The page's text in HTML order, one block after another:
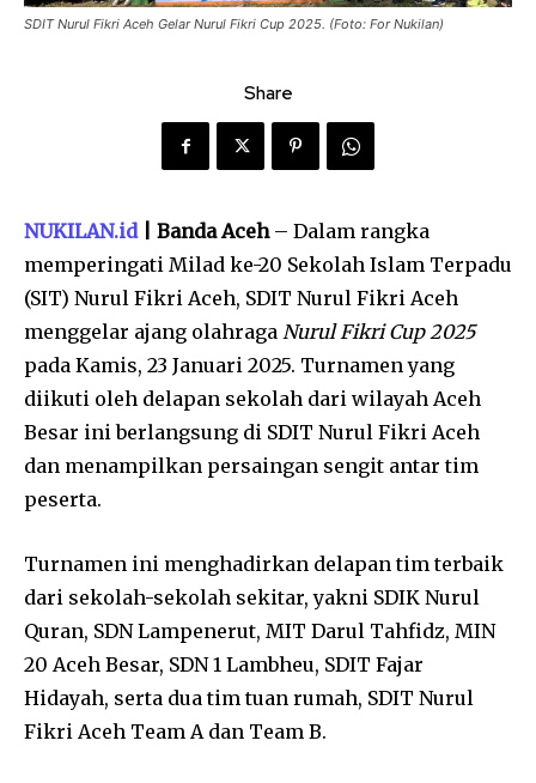
SDIT Nurul Fikri Aceh Gelar Nurul Fikri Cup 2025. (Foto: For Nukilan)
Share
NUKILAN.id| Banda Aceh – Dalam rangka
memperingati Milad ke-20 Sekolah Islam Terpadu
(SIT) Nurul Fikri Aceh, SDIT Nurul Fikri Aceh
menggelar ajang olahraga Nurul Fikri Cup 2025
pada Kamis, 23 Januari 2025. Turnamen yang
diikuti oleh delapan sekolah dari wilayah Aceh
Besar ini berlangsung di SDIT Nurul Fikri Aceh
dan menampilkan persaingan sengit antar tim
peserta.
Turnamen ini menghadirkan delapan tim terbaik
dari sekolah-sekolah sekitar, yakni SDIK Nurul
Quran, SDN Lampenerut, MIT Darul Tahfidz, MIN
20 Aceh Besar, SDN 1 Lambheu, SDIT Fajar
Hidayah, serta dua tim tuan rumah, SDIT Nurul
Fikri Aceh Team A dan Team B.